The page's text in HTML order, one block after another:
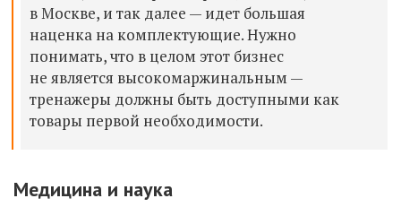
в Москве, и так далее — идет большая
наценка на комплектующие. Нужно
понимать, что в целом этот бизнес
не является высокомаржинальным —
тренажеры должны быть доступными как
товары первой необходимости.
Медицина и наука